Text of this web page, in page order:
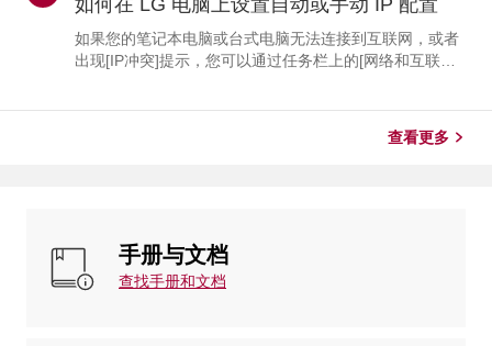
正确？-------------------- * 如果 Windows 中的 [自动设置时
间] 功能已关闭，或者时区设置不正确，就会出现这种情
况。 * 如果笔记本电脑长时间未使用，导致...
如何在 LG 电脑上设置自动或手动 IP 配置
如果您的笔记本电脑或台式电脑无法连接到互联网，或者
出现[IP冲突]提示，您可以通过任务栏上的[网络和互联网
所、学校或其他受管理的网络，仅当网络管理员提供了所
需的 IP 设置时，才应选择 [手动]。为什么我需要更改IP设
查看更多
手册与文档
查找手册和文档